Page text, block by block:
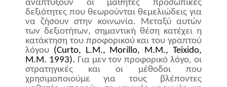
αναπτύξουν οι μαθητές προσωπικές
δεξιότητες που θεωρούνται θεμελιώδεις για
να ζήσουν στην κοινωνία. Μεταξύ αυτών
των δεξιοτήτων, σημαντική θέση κατέχει η
κατάκτηση του προφορικού και του γραπτού
λόγου (Curto, L.M., Morillo, M.M.,Teixido,
M.M. 1993). Για μεν τον προφορικό λόγο, οι
στρατηγικές και οι μέθοδοι που
χρησιμοποιούμε για τους βλέποντες